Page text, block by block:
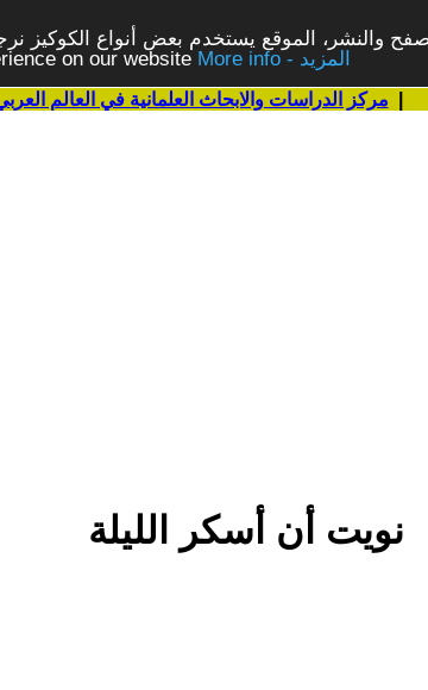
والنشر، الموقع يستخدم بعض أنواع الكوكيز
on our website
More info - المزيد
مركز الدراسات والابحاث العلمانية في العالم
نويت أن أسكر الليلة